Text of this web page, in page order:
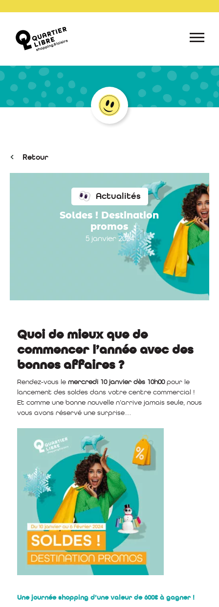
Retour
Actualités
Soldes ! Destination
promos
5 janvier 2024
Quoi de mieux que de
commencer l’année avec des
bonnes affaires ?
Rendez-vous le mercredi 10 janvier dès 10h00pour le
lancement des soldes dans votre centre commercial !
Et comme une bonne nouvelle n’arrive jamais seule, nous
vous avons réservé une surprise…
Une journée shopping d’une valeur de 600€ à gagner !